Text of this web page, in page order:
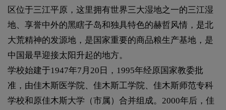
区位于三江平原，这里拥有世界三大湿地之一的三江湿
地、享誉中外的黑瞎子岛和独具特色的赫哲风情，是北
大荒精神的发源地，是国家重要的商品粮生产基地，是
中国最早迎接太阳升起的地方。
学校始建于1947年7月20日，1995年经原国家教委批
准，由佳木斯医学院、佳木斯工学院、佳木斯师范专科
学校和原佳木斯大学（市属）合并组成。2000年后，佳